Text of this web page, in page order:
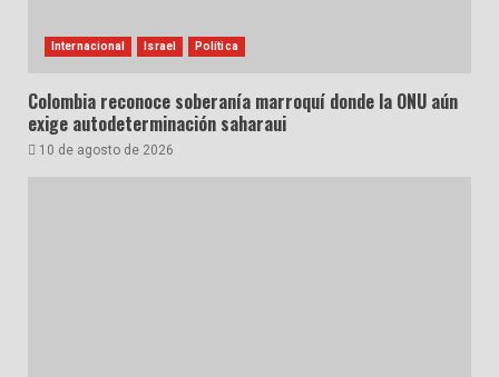
Internacional Israel Política
Colombia reconoce soberanía marroquí donde la ONU aún
exige autodeterminación saharaui
10 de agosto de 2026